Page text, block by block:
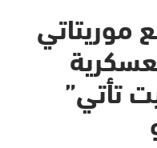
تأتي”